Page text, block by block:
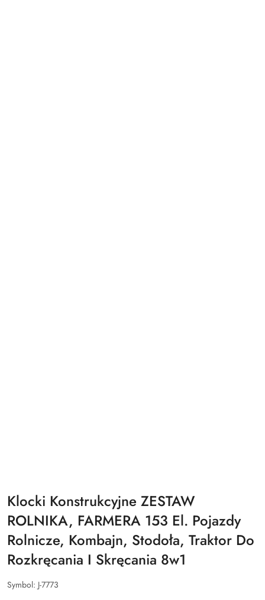
Klocki Konstrukcyjne ZESTAW
ROLNIKA, FARMERA 153 El. Pojazdy
Rolnicze, Kombajn, Stodoła, Traktor Do
Rozkręcania I Skręcania 8w1
Symbol: J-7773